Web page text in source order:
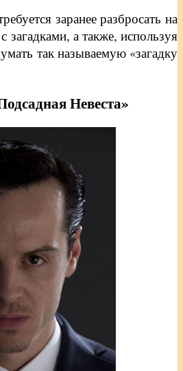
заранее разбросать на
загадками, а также, используя
так называемую «загадку
Невеста»